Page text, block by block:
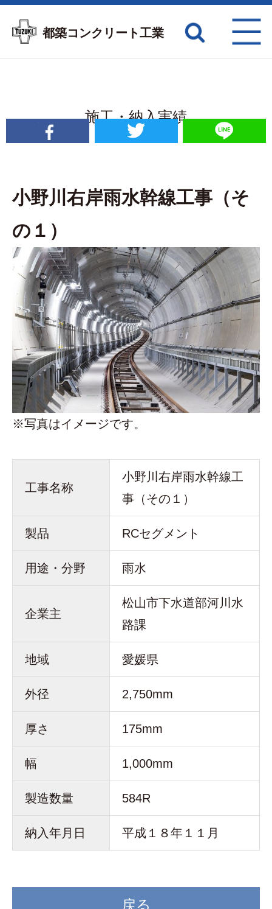
都築コンクリート工業
施工・納入実績
RESULT
小野川右岸雨水幹線工事（そ
の１）
※写真はイメージです。
工事名称
小野川右岸雨水幹線工
事（その１）
製品 RCセグメント
用途・分野 雨水
企業主
松山市下水道部河川水
路課
地域 愛媛県
外径 2,750mm
厚さ 175mm
幅 1,000mm
製造数量 584R
納入年月日 平成１８年１１月
戻る